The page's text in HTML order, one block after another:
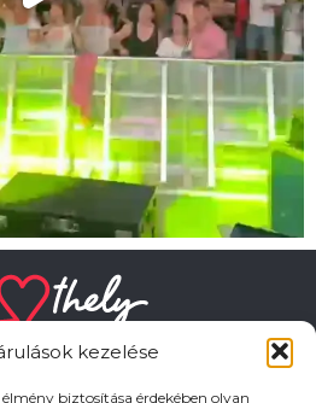
kezelése
biztosítása érdekében olyan